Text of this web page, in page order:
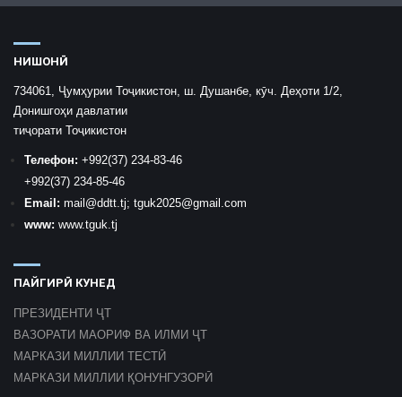
НИШОНӢ
734061, Ҷумҳурии Тоҷикистон, ш. Душанбе, кӯч. Деҳоти 1/2,
Донишгоҳи давлатии
тиҷорати Тоҷикистон
Телефон: +992(37) 234-83-46
+992(37) 234-85-46
Email: mail @ddtt.tj; tguk2025@gmail.com
www: www.tguk.tj
ПАЙГИРӢ КУНЕД
ПРЕЗИДЕНТИ ҶТ
ВАЗОРАТИ МАОРИФ ВА ИЛМИ ҶТ
МАРКАЗИ МИЛЛИИ ТЕСТӢ
МАРКАЗИ МИЛЛИИ ҚОНУНГУЗОРӢ